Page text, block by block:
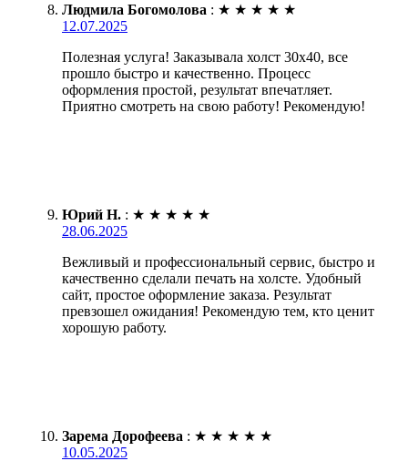
Людмила Богомолова : ★ ★ ★ ★ ★
12.07.2025
Полезная услуга! Заказывала холст 30х40, все
прошло быстро и качественно. Процесс
оформления простой, результат впечатляет.
Приятно смотреть на свою работу! Рекомендую!
Юрий Н. : ★ ★ ★ ★ ★
28.06.2025
Вежливый и профессиональный сервис, быстро и
качественно сделали печать на холсте. Удобный
сайт, простое оформление заказа. Результат
превзошел ожидания! Рекомендую тем, кто ценит
хорошую работу.
Зарема Дорофеева : ★ ★ ★ ★ ★
10.05.2025